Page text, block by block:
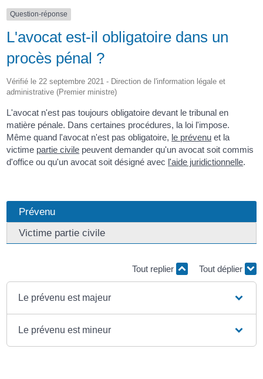
Question-réponse
L'avocat est-il obligatoire dans un
procès pénal ?
Vérifié le 22 septembre 2021 - Direction de l'information légale et
administrative (Premier ministre)
L'avocat n'est pas toujours obligatoire devant le tribunal en
matière pénale. Dans certaines procédures, la loi l'impose.
Même quand l'avocat n'est pas obligatoire, le prévenu et la
victime partie civile peuvent demander qu'un avocat soit commis
d'office ou qu'un avocat soit désigné avec l'aide juridictionnelle.
Prévenu
Victime partie civile
Tout replier Tout déplier
Le prévenu est majeur
Le prévenu est mineur